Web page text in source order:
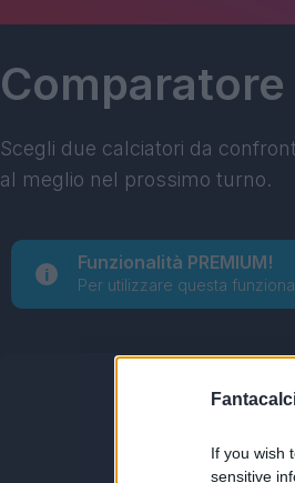
If you wish
sensitive
Comparatore
Scegli due calciatori da
al meglio nel prossimo turno.
Funzionalità PREMIUM!
Per utilizzare questa